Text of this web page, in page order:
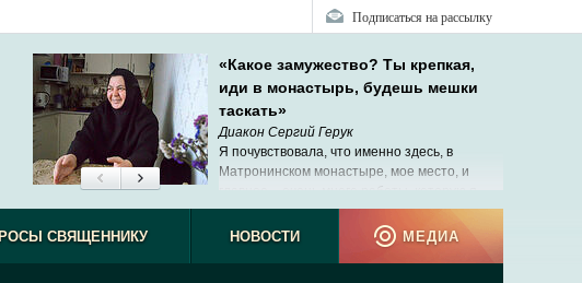
Подписаться на рассылку
«Какое замужество? Ты крепкая,
иди в монастырь, будешь мешки
таскать»
Диакон Сергий Герук
Я почувствовала, что именно здесь, в
Матронинском монастыре, мое место, и
люблю и умею делать.
СВЯЩЕННИКУ НОВОСТИ МЕДИА